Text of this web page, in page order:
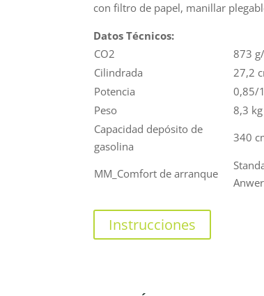
con filtro de papel, manillar
Datos Técnicos:
CO2
873
Cilindrada
27,2
Potencia
0,85/
Peso
8,3 kg
Capacidad depósito de
gasolina
340
MM_Comfort de arranque
Instrucciones